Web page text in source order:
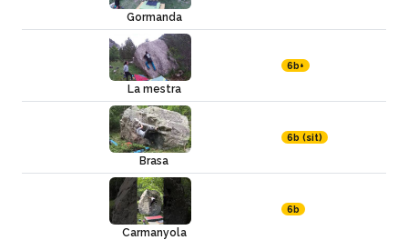
Gormanda
La mestra
6b+
Brasa
6b (sit)
Carmanyola
6b